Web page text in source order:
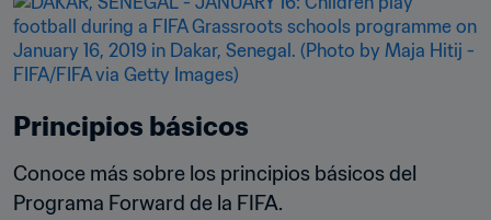
Principios básicos
Conoce más sobre los principios básicos del
Programa Forward de la FIFA.